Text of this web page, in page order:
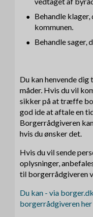
Behandle
kommunen.
Behandle sager,
Du kan henvende
måder. Hvis du vil
sikker på at træffe
god ide at aftale en
Borgerrådgiveren
hvis du ønsker det.
Hvis du vil sende
oplysninger,
til borgerrådgiveren
Du kan - via
borgerrådgiveren her